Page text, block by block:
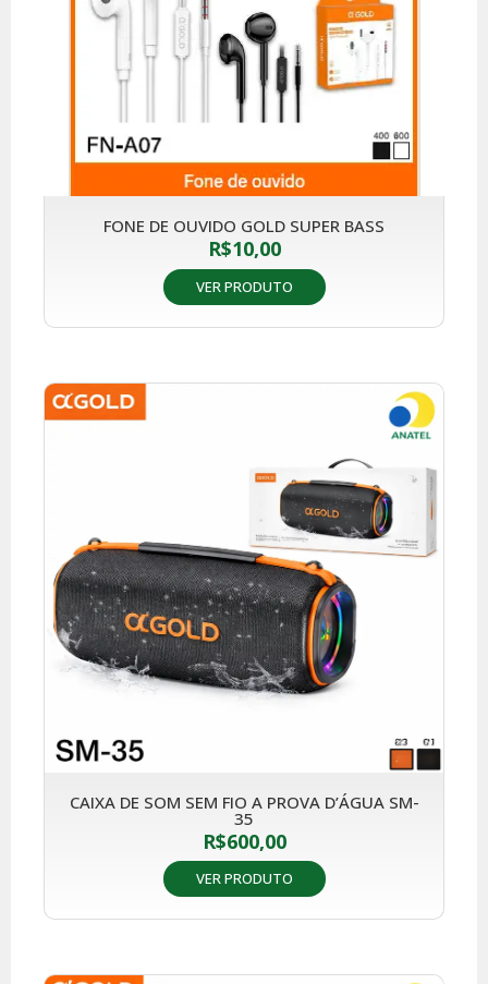
FONE DE OUVIDO GOLD SUPER BASS
R$10,00
VER PRODUTO
CAIXA DE SOM SEM FIO A PROVA D’ÁGUA SM-
35
R$600,00
VER PRODUTO